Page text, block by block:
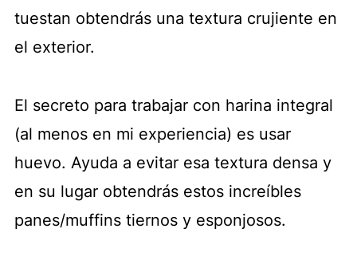
tuestan obtendrás una textura crujiente en
el exterior.
El secreto para trabajar con harina integral
(al menos en mi experiencia) es usar
huevo. Ayuda a evitar esa textura densa y
en su lugar obtendrás estos increíbles
panes/muffins tiernos y esponjosos.